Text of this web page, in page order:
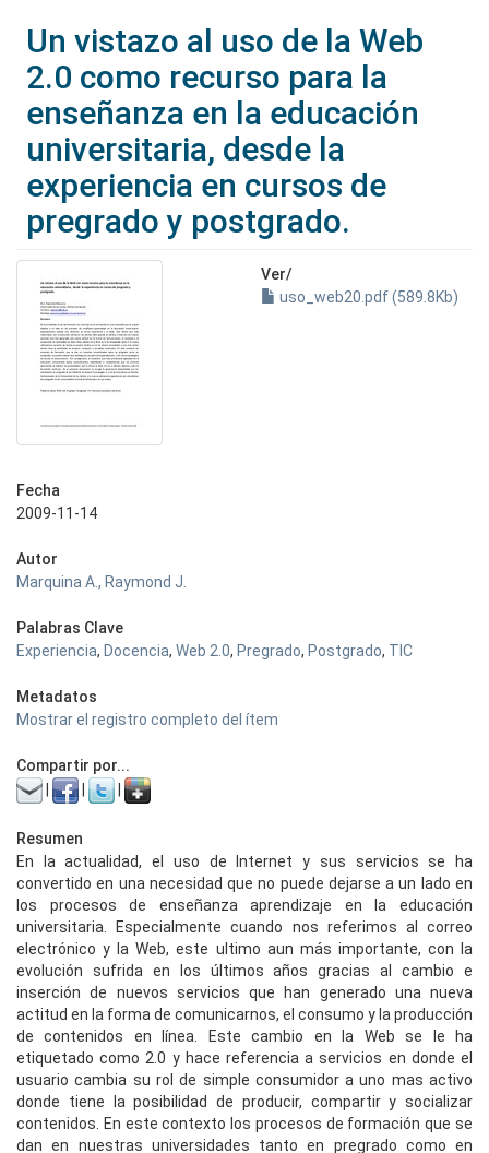
Un vistazo al uso de la Web
2.0 como recurso para la
enseñanza en la educación
universitaria, desde la
experiencia en cursos de
pregrado y postgrado.
Ver/
uso_web20.pdf (589.8Kb)
Fecha
2009-11-14
Autor
Marquina A., Raymond J.
Palabras Clave
Experiencia, Docencia, Web 2.0, Pregrado, Postgrado, TIC
Metadatos
Mostrar el registro completo del ítem
Compartir por...
Resumen
En la actualidad, el uso de Internet y sus servicios se ha
convertido en una necesidad que no puede dejarse a un lado en
los procesos de enseñanza aprendizaje en la educación
universitaria. Especialmente cuando nos referimos al correo
electrónico y la Web, este ultimo aun más importante, con la
evolución sufrida en los últimos años gracias al cambio e
inserción de nuevos servicios que han generado una nueva
actitud en la forma de comunicarnos, el consumo y la producción
de contenidos en línea. Este cambio en la Web se le ha
etiquetado como 2.0 y hace referencia a servicios en donde el
usuario cambia su rol de simple consumidor a uno mas activo
donde tiene la posibilidad de producir, compartir y socializar
contenidos. En este contexto los procesos de formación que se
dan en nuestras universidades tanto en pregrado como en